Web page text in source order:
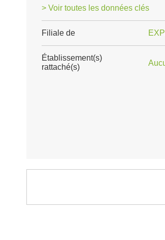
> Voir toutes les données clés
Filiale de
Établissement(s)
rattaché(s)